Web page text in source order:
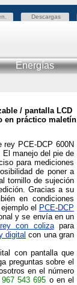
Descargas
Energías
/ pantalla LCD
en práctico maletín
PCE-DCP 600N
manejo del pie de
para mediciones
de poner a
tornillo de sujeción
Gracias a su
en condiciones
el PCE-DCP
y se envía en un
con colizapara
digital con una gran
con pantalla que
preguntas sobre el
en el número
543 695 o en el